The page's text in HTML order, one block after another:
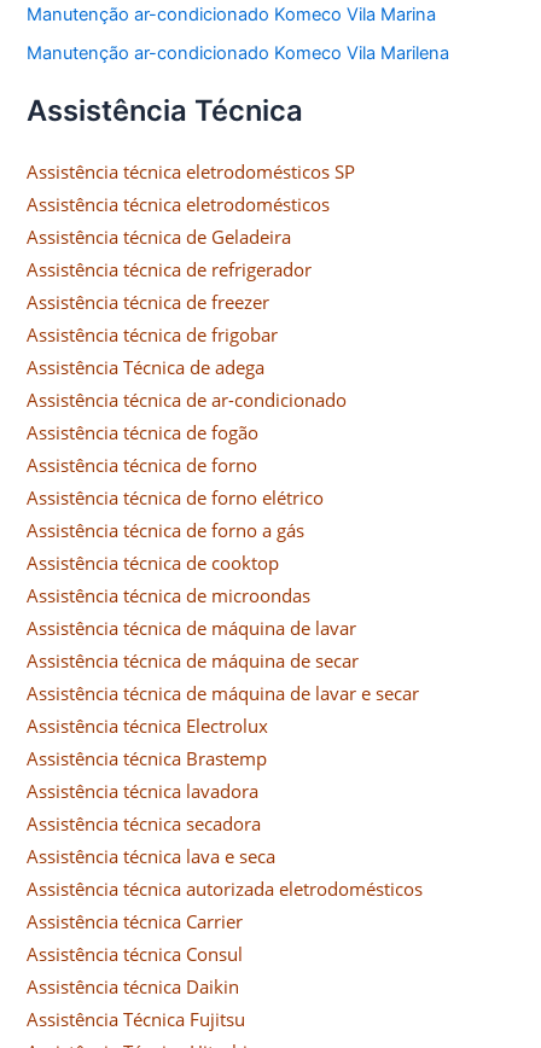
Manutenção ar-condicionado Komeco Vila Marina
Manutenção ar-condicionado Komeco Vila Marilena
Assistência Técnica
Assistência técnica eletrodomésticos SP
Assistência técnica eletrodomésticos
Assistência técnica de Geladeira
Assistência técnica de refrigerador
Assistência técnica de freezer
Assistência técnica de frigobar
Assistência Técnica de adega
Assistência técnica de ar-condicionado
Assistência técnica de fogão
Assistência técnica de forno
Assistência técnica de forno elétrico
Assistência técnica de forno a gás
Assistência técnica de cooktop
Assistência técnica de microondas
Assistência técnica de máquina de lavar
Assistência técnica de máquina de secar
Assistência técnica de máquina de lavar e secar
Assistência técnica Electrolux
Assistência técnica Brastemp
Assistência técnica lavadora
Assistência técnica secadora
Assistência técnica lava e seca
Assistência técnica autorizada eletrodomésticos
Assistência técnica Carrier
Assistência técnica Consul
Assistência técnica Daikin
Assistência Técnica Fujitsu